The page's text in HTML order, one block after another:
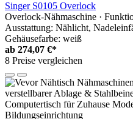
Singer S0105 Overlock
Overlock-Nähmaschine ·
Ausstattung: Nählicht,
Gehäusefarbe: weiß
ab 274,07 €*
8 Preise vergleichen